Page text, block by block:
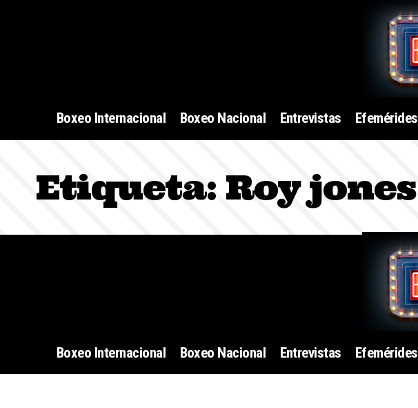
Boxeo Internacional Boxeo Nacional Entrevistas Efemérides
Etiqueta: Roy jones
Boxeo Internacional Boxeo Nacional Entrevistas Efemérides